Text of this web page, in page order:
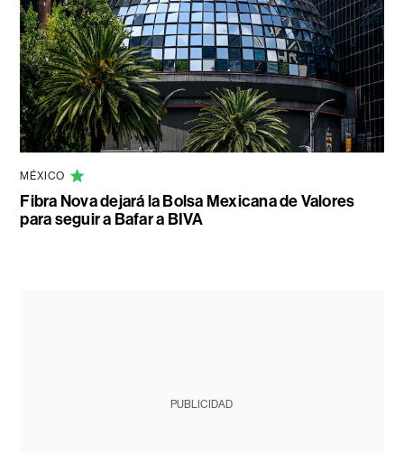
MÉXICO
Fibra Nova dejará la Bolsa Mexicana de Valores
para seguir a Bafar a BIVA
PUBLICIDAD